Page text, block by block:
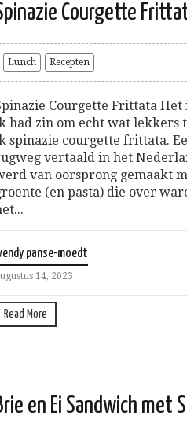
Courgette
Lunch Recepten
Courgette Frittata
had zin om echt wat lekkers
spinazie courgette frittata.
vertaald in het
van oorsprong gemaakt
(en pasta) die over
panse-moedt
14, 2023
Read More
en Ei Sandwich met